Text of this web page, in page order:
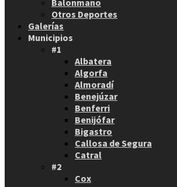
Otros Deportes
Galerías
Municipios
#1
Albatera
Algorfa
Almoradí
Benejúzar
Benferri
Benijófar
Bigastro
Callosa de Segura
Catral
#2
Cox